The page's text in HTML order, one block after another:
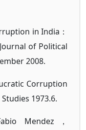
in India：
of Political
2008.
Corruption
1973.6.
Mendez，